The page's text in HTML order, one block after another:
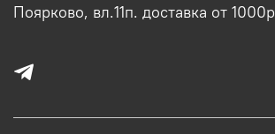
Поярково, вл.11п. доставка от 1000р